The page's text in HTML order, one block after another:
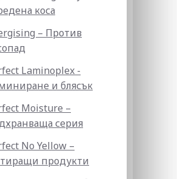
коса
– Против
Laminoplex -
и блясък
Moisture –
серия
No Yellow –
продукти